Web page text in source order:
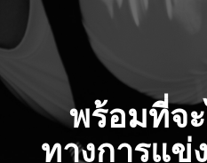
พร้อมที่จ
ทางการแข่